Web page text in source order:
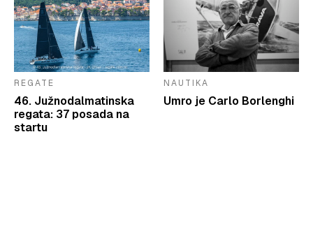
REGATE
46. Južnodalmatinska
regata: 37 posada na
startu
NAUTIKA
Umro je Carlo Borlenghi